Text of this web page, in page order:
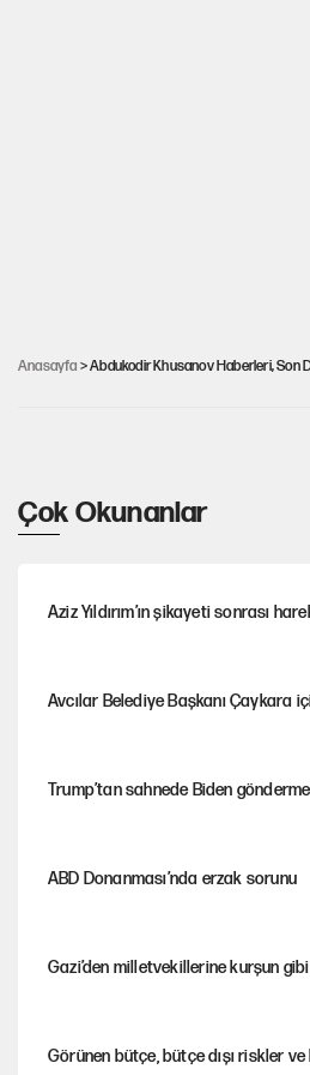
Anasayfa > Abdukodir Khusanov Haberleri, Son
Nereli ve kaç yaşında?
Çok Okunanlar
Aziz Yıldırım’ın şikayeti sonrası
Avcılar Belediye Başkanı Çaykara
Trump’tan sahnede Biden
ABD Donanması’nda erzak sorunu
Gazi’den milletvekillerine kurşun
Görünen bütçe, bütçe dışı riskler